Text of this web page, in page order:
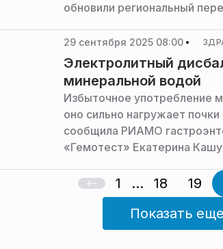
обновили региональный
юрист ООО «Консалт»
29 сентября 2025 08:00
Электролитный
минеральной водой
Избыточное употребление
оно сильно нагружает
сообщила РИАМО
«Гемотест» Екатерина
1 ... 18 19
Показать еще